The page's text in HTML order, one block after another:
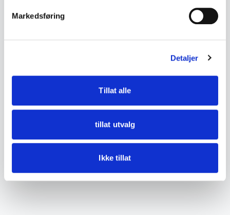
Markedsføring
Detaljer
Tillat alle
tillat utvalg
Ikke tillat
• Tilstand:
God brukt stand – aldersslitasje, patina, rust på
metalldeler og normale bruksspor.